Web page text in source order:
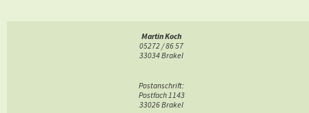
Martin Koch
05272 / 86 57
33034 Brakel
Postanschrift:
Postfach 1143
33026 Brakel